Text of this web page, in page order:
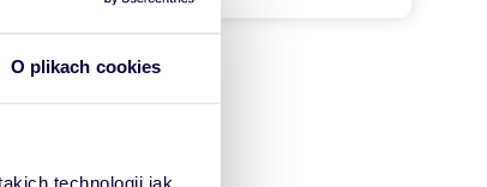
O plikach cookies
technologii jak